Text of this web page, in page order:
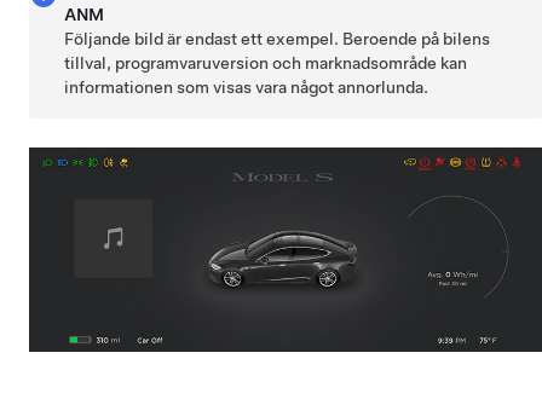
ANM
Följande bild är endast ett exempel. Beroende på bilens
tillval, programvaruversion och marknadsområde kan
informationen som visas vara något annorlunda.